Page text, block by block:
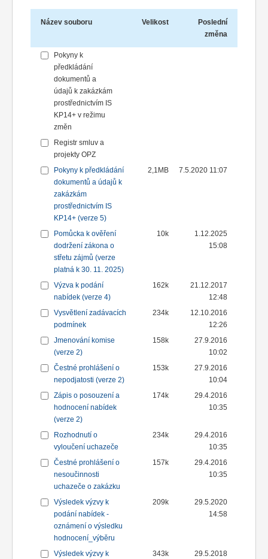
Název souboru Velikost
Poslední
změna
Pokyny k
předkládání
dokumentů a
údajů k zakázkám
prostřednictvím IS
KP14+ v režimu
změn
Registr smluv a
projekty OPZ
Pokyny k předkládání
dokumentů a údajů k
zakázkám
prostřednictvím IS
KP14+ (verze 5)
2,1MB 7.5.2020 11:07
Pomůcka k ověření
dodržení zákona o
střetu zájmů (verze
platná k 30. 11. 2025)
10k
1.12.2025
15:08
Výzva k podání
nabídek (verze 4)
162k
21.12.2017
12:48
Vysvětlení zadávacích
podmínek
234k
12.10.2016
12:26
Jmenování komise
(verze 2)
158k
27.9.2016
10:02
Čestné prohlášení o
nepodjatosti (verze 2)
153k
27.9.2016
10:04
Zápis o posouzení a
hodnocení nabídek
(verze 2)
174k
29.4.2016
10:35
Rozhodnutí o
vyloučení uchazeče
234k
29.4.2016
10:35
Čestné prohlášení o
nesoučinnosti
uchazeče o zakázku
157k
29.4.2016
10:35
Výsledek výzvy k
podání nabídek -
oznámení o výsledku
hodnocení_výběru
209k
29.5.2020
14:58
Výsledek výzvy k
343k
29.5.2018